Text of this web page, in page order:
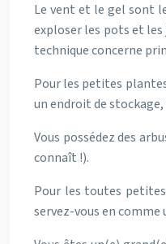
Le vent et le gel sont
exploser les pots et
technique concerne
Pour les petites
un endroit de
Vous possédez des
connaît !).
Pour les toutes
servez-vous en comme